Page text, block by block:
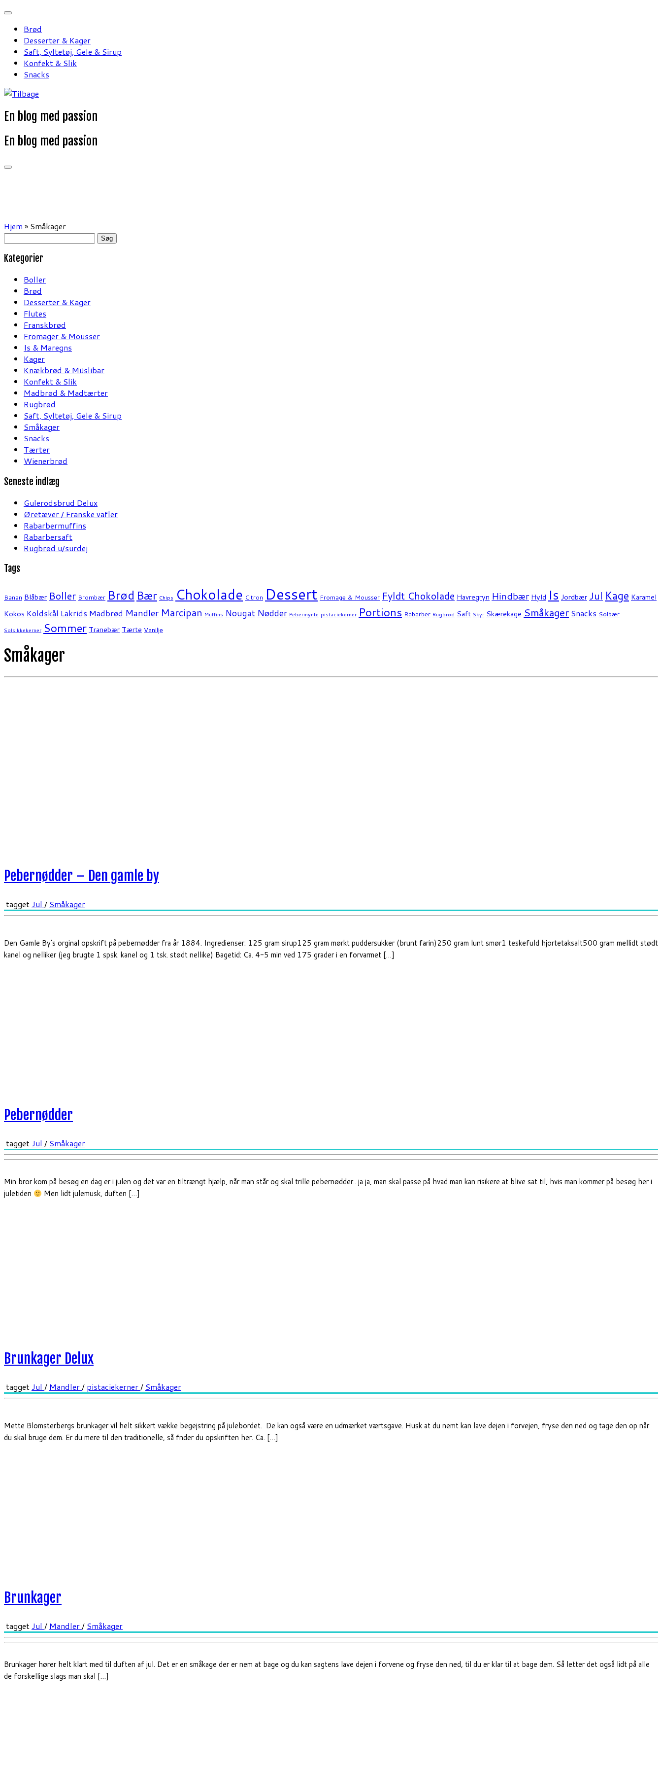
Fortsæt
indholdBrød
Desserter & Kager
Saft, Syltetøj, Gele & Sirup
Konfekt & Slik
Snacks
En blog med passion
En blog med passion
Hjem » Småkager
Søg
Kategorier
Boller
Brød
Desserter & Kager
Flutes
Franskbrød
Fromager & Mousser
Is & Maregns
Kager
Knækbrød & Müslibar
Konfekt & Slik
Madbrød & Madtærter
Rugbrød
Saft, Syltetøj, Gele & Sirup
Småkager
Snacks
Tærter
Wienerbrød
Seneste indlæg
Gulerodsbrud Delux
Øretæver / Franske vafler
Rabarbermuffins
Rabarbersaft
Rugbrød u/surdej
Tags
Banan Blåbær Boller Brombær Brød Bær Chips Chokolade Citron Dessert Fromage & Mousser Fyldt Chokolade Havregryn Hindbær Hyld Is Jordbær Jul Kage Karamel
Kokos Koldskål Lakrids Madbrød Mandler Marcipan Muffins Nougat Nødder Pebermynte pistaciekerner Portions Rabarber Rugbrød Saft Skyr Skærekage Småkager Snacks Solbær
Solsikkekerner Sommer Tranebær Tærte Vanilje
Småkager
Den Gamle By’s orginal opskrift på pebernødder fra år 1884. Ingredienser: 125 gram sirup125 gram mørkt puddersukker (brunt farin)250 gram lunt smør1 teskefuld hjortetaksalt500 gram mellidt stødt
kanel og nelliker (jeg brugte 1 spsk. kanel og 1 tsk. stødt nellike) Bagetid: Ca. 4-5 min ved 175 grader i en forvarmet […]
Pebernødder – Den gamle by
tagget Jul / Småkager
Min bror kom på besøg en dag er i julen og det var en tiltrængt hjælp, når man står og skal trille pebernødder.. ja ja, man skal passe på hvad man kan risikere at blive sat til, hvis man kommer på besøg her i
juletiden
Men lidt julemusk, duften […]
Pebernødder
tagget Jul / Småkager
Mette Blomsterbergs brunkager vil helt sikkert vække begejstring på julebordet. De kan også være en udmærket værtsgave. Husk at du nemt kan lave dejen i forvejen, fryse den ned og tage den op når
du skal bruge dem. Er du mere til den traditionelle, så fnder du opskriften her. Ca. […]
Brunkager Delux
tagget Jul / Mandler/ pistaciekerner/ Småkager
Brunkager hører helt klart med til duften af jul. Det er en småkage der er nem at bage og du kan sagtens lave dejen i forvene og fryse den ned, til du er klar til at bage dem. Så letter det også lidt på alle
de forskellige slags man skal […]
Brunkager
tagget Jul / Mandler/ Småkager